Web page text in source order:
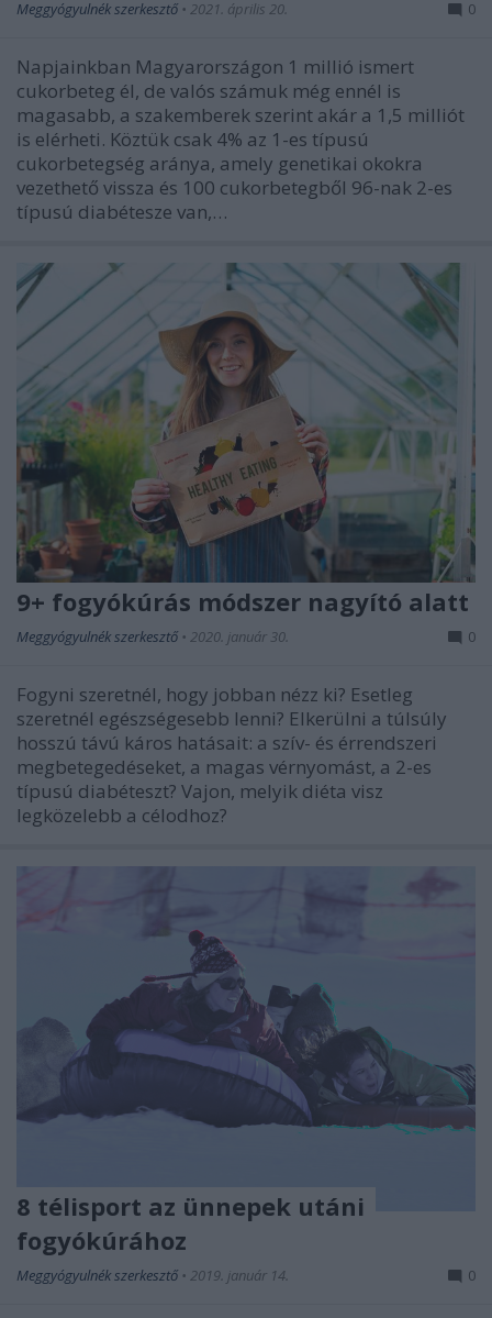
Meggyógyulnék szerkesztő • 2021. április 20. 0
Napjainkban Magyarországon 1 millió ismert
cukorbeteg él, de valós számuk még ennél is
magasabb, a szakemberek szerint akár a 1,5 milliót
is elérheti. Köztük csak 4% az 1-es típusú
cukorbetegség aránya, amely genetikai okokra
vezethető vissza és 100 cukorbetegből 96-nak 2-es
típusú diabétesze van,…
9+ fogyókúrás módszer nagyító alatt
Meggyógyulnék szerkesztő • 2020. január 30. 0
Fogyni szeretnél, hogy jobban nézz ki? Esetleg
szeretnél egészségesebb lenni? Elkerülni a túlsúly
hosszú távú káros hatásait: a szív- és érrendszeri
megbetegedéseket, a magas vérnyomást, a 2-es
típusú diabéteszt? Vajon, melyik diéta visz
legközelebb a célodhoz?
8 télisport az ünnepek utáni
fogyókúrához
Meggyógyulnék szerkesztő • 2019. január 14. 0